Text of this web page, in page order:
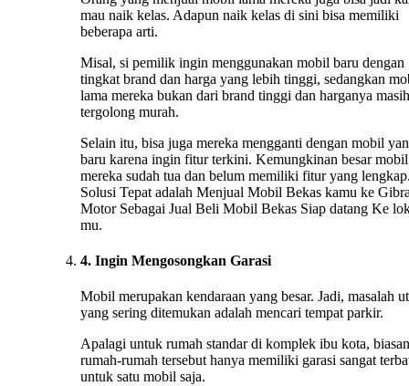
mau naik kelas. Adapun naik kelas di sini bisa memiliki
beberapa arti.
Misal, si pemilik ingin menggunakan mobil baru dengan
tingkat brand dan harga yang lebih tinggi, sedangkan
lama mereka bukan dari brand tinggi dan harganya masih
tergolong murah.
Selain itu, bisa juga mereka mengganti dengan mobil
baru karena ingin fitur terkini. Kemungkinan besar mobil
mereka sudah tua dan belum memiliki fitur yang
Solusi Tepat adalah Menjual Mobil Bekas kamu ke
Motor Sebagai Jual Beli Mobil Bekas Siap datang Ke
mu.
4. Ingin Mengosongkan Garasi
Mobil merupakan kendaraan yang besar. Jadi, masalah
yang sering ditemukan adalah mencari tempat parkir.
Apalagi untuk rumah standar di komplek ibu kota,
rumah-rumah tersebut hanya memiliki garasi sangat
untuk satu mobil saja.